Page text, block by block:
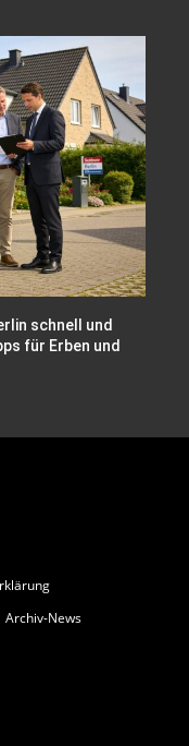
schnell und
für Erben und
Archiv-News